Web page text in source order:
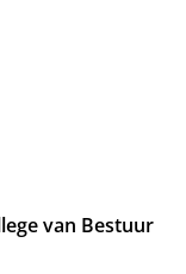
van Bestuur